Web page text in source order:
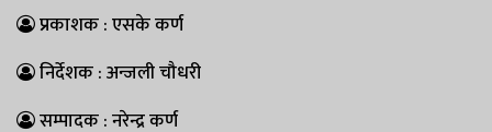
प्रकाशक : एसके कर्ण
निर्देशक : अन्जली चौधरी
सम्पादक : नरेन्द्र कर्ण